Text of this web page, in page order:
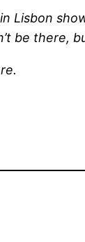
Lisbon
be there,